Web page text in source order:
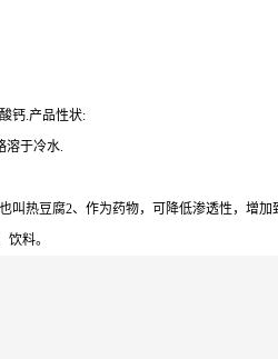
钙.产品性状:
溶于冷水.
热豆腐2、作为药物，可降低渗透性，增
料。